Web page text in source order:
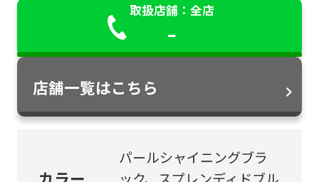
取扱店舗：全店
-
店舗一覧はこちら
パールシャイニングブラ
ック、スプレンディドブル